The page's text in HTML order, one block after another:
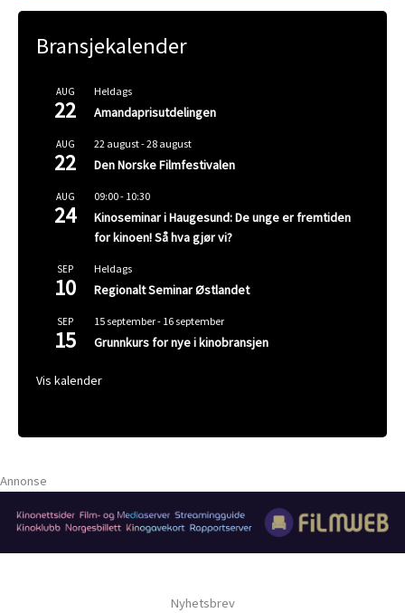
Bransjekalender
AUG
22
Heldags
Amandaprisutdelingen
AUG
22
22 august-28 august
Den Norske Filmfestivalen
AUG
24
09:00- 10:30
Kinoseminar i Haugesund: De unge er fremtiden
for kinoen! Så hva gjør vi?
SEP
10
Heldags
Regionalt Seminar Østlandet
SEP
15
15 september- 16 september
Grunnkurs for nye i kinobransjen
Vis kalender
Annonse
Nyhetsbrev